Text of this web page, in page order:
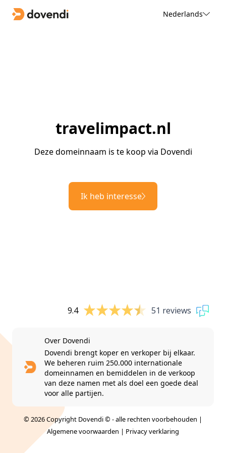
Nederlands
travelimpact.nl
Deze domeinnaam is te koop via Dovendi
Ik heb interesse
9.4 51 reviews
Over Dovendi
Dovendi brengt koper en verkoper bij elkaar.
We beheren ruim 250.000 internationale
domeinnamen en bemiddelen in de verkoop
van deze namen met als doel een goede deal
voor alle partijen.
© 2026 Copyright Dovendi © - alle rechten voorbehouden |
Algemene voorwaarden | Privacy verklaring